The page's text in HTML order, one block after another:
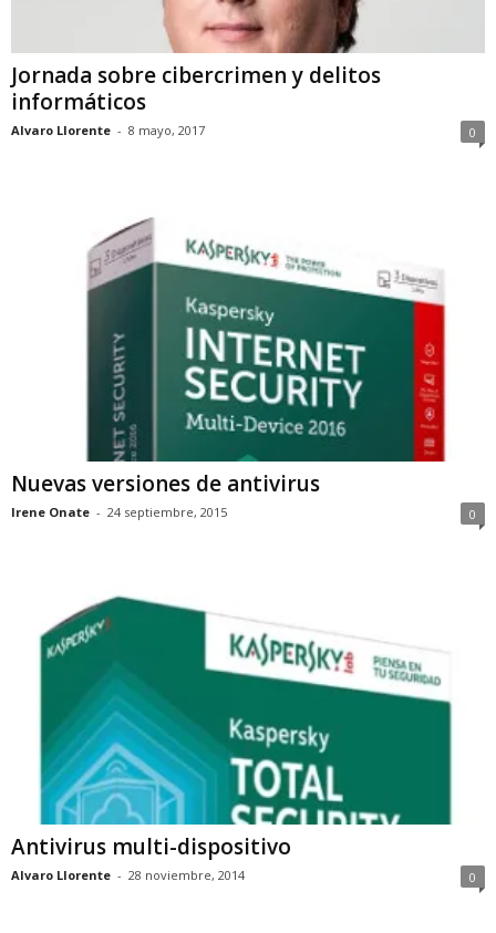
Jornada sobre cibercrimen y delitos
informáticos
Alvaro Llorente - 8 mayo, 2017 0
Nuevas versiones de antivirus
Irene Onate - 24 septiembre, 2015 0
Antivirus multi-dispositivo
Alvaro Llorente - 28 noviembre, 2014 0